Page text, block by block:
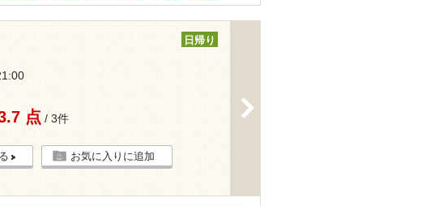
日帰り
点 / 3件
お気に入りに追加